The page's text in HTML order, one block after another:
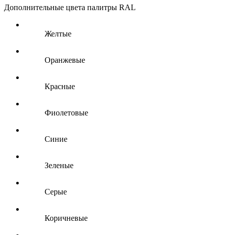
Дополнительные цвета палитры RAL
Желтые
Оранжевые
Красные
Фиолетовые
Синие
Зеленые
Серые
Коричневые